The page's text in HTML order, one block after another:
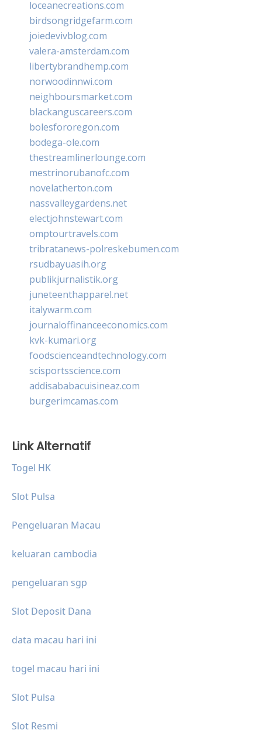
loceanecreations.com
birdsongridgefarm.com
joiedevivblog.com
valera-amsterdam.com
libertybrandhemp.com
norwoodinnwi.com
neighboursmarket.com
blackanguscareers.com
bolesfororegon.com
bodega-ole.com
thestreamlinerlounge.com
mestrinorubanofc.com
novelatherton.com
nassvalleygardens.net
electjohnstewart.com
omptourtravels.com
tribratanews-polreskebumen.com
rsudbayuasih.org
publikjurnalistik.org
juneteenthapparel.net
italywarm.com
journaloffinanceeconomics.com
kvk-kumari.org
foodscienceandtechnology.com
scisportsscience.com
addisababacuisineaz.com
burgerimcamas.com
Link Alternatif
Togel HK
Slot Pulsa
Pengeluaran Macau
keluaran cambodia
pengeluaran sgp
Slot Deposit Dana
data macau hari ini
togel macau hari ini
Slot Pulsa
Slot Resmi